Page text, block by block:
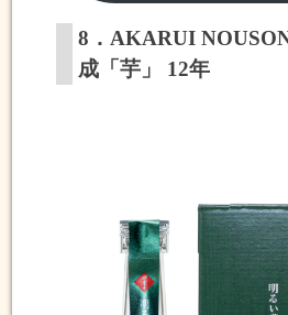
8．AKARUI
成「芋」 12年